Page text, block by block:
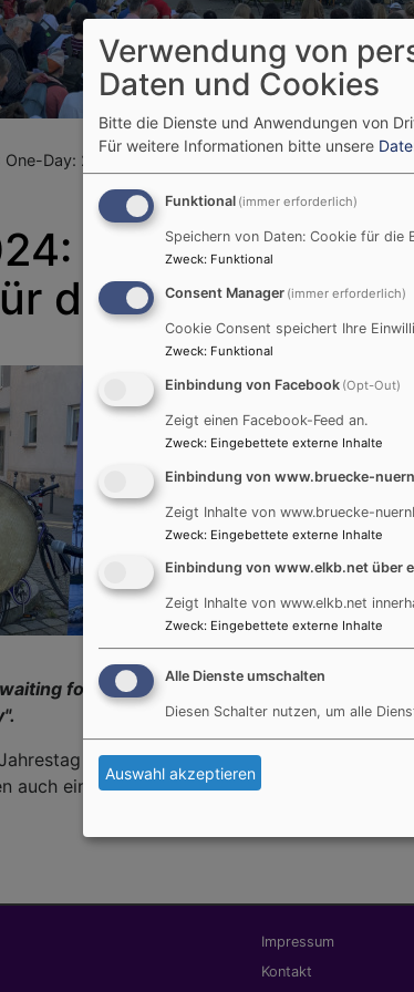
Day: 200 Menschen singen gemeinsam Singen für
One-Day: 200
den Frieden
Etwa 200 Stimmen
das gemeinesame
verschiedenen Gruppen
auf diesen besonderen
steuerte der Nürnberger
Daf verlieh Atefeh Azad
Klang wurde, lag an
und professionell mitten
des amerikanisch-
Crowdsinging zur
und ohne Religion...
for, I've been praying for, for the
des 7.Oktobers, angesichts weiterer
auch einfach nur gut, gemeinsam mit so
Fußbereichsmenü
Impressum
Kontakt
Verwendung von
Daten und Cookies
Bitte die Dienste und Anwendungen von
Für weitere Informationen bitte unsere
Funktional (immer erforderlich)
Speichern von Daten: Cookie für die
Zweck: Funktional
Consent Manager (immer erforderlich)
Cookie Consent speichert Ihre
Zweck: Funktional
Einbindung von Facebook (Opt-Out)
Zeigt einen Facebook-Feed an.
Zweck: Eingebettete externe Inhalte
Einbindung von www.bruecke-
Zeigt Inhalte von www.bruecke-
Zweck: Eingebettete externe Inhalte
Einbindung von www.elkb.net über
Zeigt Inhalte von www.elkb.net
Zweck: Eingebettete externe Inhalte
Alle Dienste umschalten
Diesen Schalter nutzen, um alle
Auswahl akzeptieren